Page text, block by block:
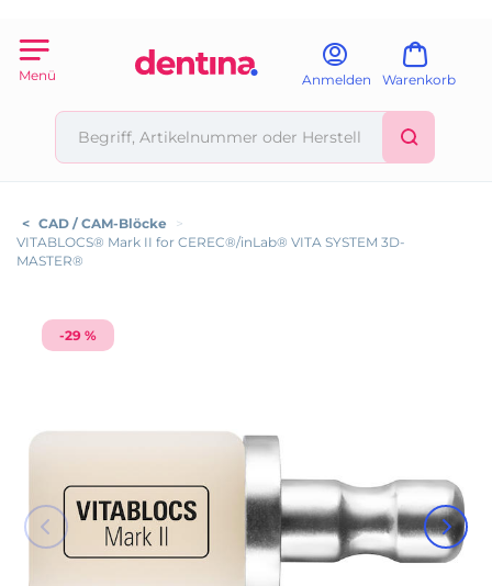
Menü Anmelden Warenkorb
< CAD / CAM-Blöcke
>
VITABLOCS® Mark II for CEREC®/inLab® VITA SYSTEM 3D-
MASTER®
-29 %